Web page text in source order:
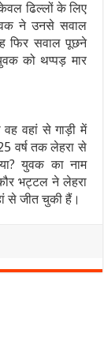
ढिल्लों के लिए
ने उनसे सवाल
फिर सवाल पूछने
को थप्पड़ मार
वहां से गाड़ी में
वर्ष तक लेहरा से
युवक का नाम
भट्टल ने लेहरा
से जीत चुकी हैं।